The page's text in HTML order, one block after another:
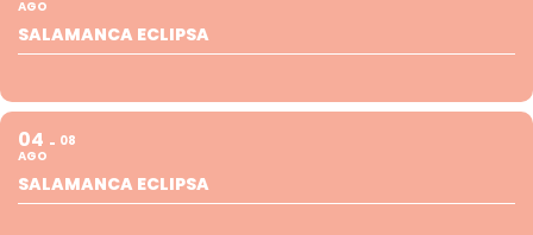
AGO
SALAMANCA ECLIPSA
04
AGO
08
SALAMANCA ECLIPSA